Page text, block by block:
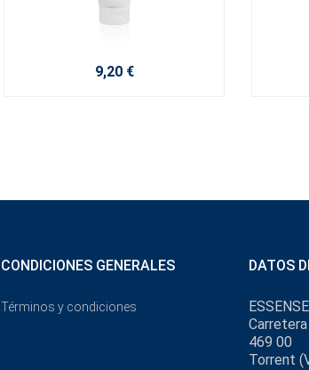
9,20 €
CONDICIONES GENERALES
Términos y condiciones
DATOS
469 00
Torrent